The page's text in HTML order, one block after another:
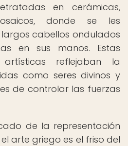
en cerámicas,
donde se les
cabellos ondulados
en sus manos. Estas
artísticas reflejaban la
como seres divinos y
de controlar las fuerzas
de la representación
arte griego es el friso del